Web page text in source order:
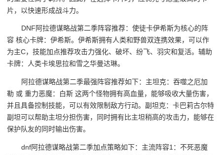
片，以快速形成战斗力。
DNF阿拉德谋略战第二季阵容推荐：使徒卡伊希斯为核心的阵
容 核心卡牌：伊希斯。伊希斯拥有人类和野兽双连携效果，可以作
为主C，技能加点推荐攻击力强化、破坏、纷飞、羽灾和复活。辅助
卡牌：人类卡埃思拉和雪之华曼达琳。
阿拉德谋略战第二季最强阵容推荐如下：主坦克：吞噬之厄加
勒 或 重力恶魔：白斯 这两个怪物拥有高血量，能够吸收大量伤害，
并且具备控制技能，可以有效限制敌方行动。副坦克：卡巴莉古尔特
副坦可以帮助主坦分担伤害，同时拥有比主坦稍高的攻击力，能够在
保护队友的同时输出伤害。
dnf阿拉德谋略战第二季加点策略如下：主流阵容1：不死恶魔